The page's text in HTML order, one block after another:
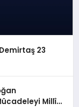
23
Millî